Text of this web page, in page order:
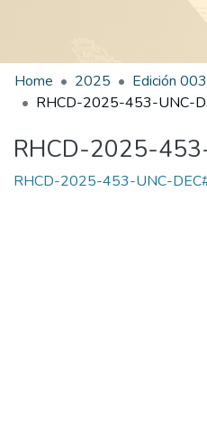
Home 2025
RHCD-2025-
RHCD-2025-453-UNC-